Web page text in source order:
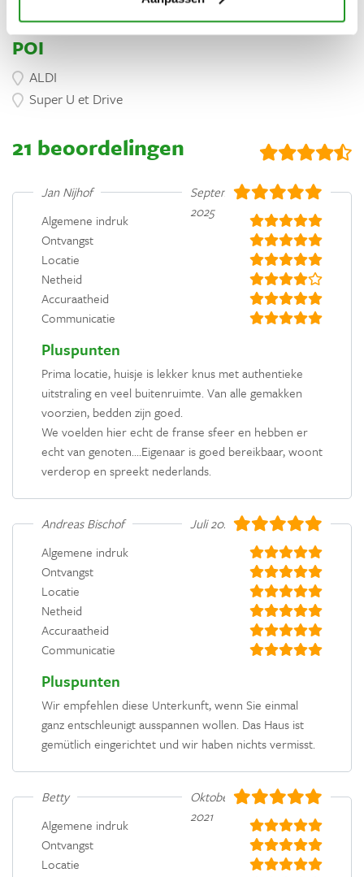
POI
ALDI
Super U et Drive
21 beoordelingen
Jan Nijhof
September
2025
Algemene indruk
Ontvangst
Locatie
Netheid
Accuraatheid
Communicatie
Pluspunten
Prima locatie, huisje is lekker knus met authentieke
uitstraling en veel buitenruimte. Van alle gemakken
voorzien, bedden zijn goed.
We voelden hier echt de franse sfeer en hebben er
echt van genoten....Eigenaar is goed bereikbaar, woont
verderop en spreekt nederlands.
Andreas Bischof
Juli 2023
Algemene indruk
Ontvangst
Locatie
Netheid
Accuraatheid
Communicatie
Pluspunten
Wir empfehlen diese Unterkunft, wenn Sie einmal
ganz entschleunigt ausspannen wollen. Das Haus ist
gemütlich eingerichtet und wir haben nichts vermisst.
Betty
Oktober
2021
Algemene indruk
Ontvangst
Locatie